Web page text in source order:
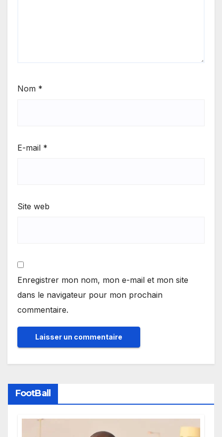
Nom *
E-mail *
Site web
Enregistrer mon nom, mon e-mail et mon site
dans le navigateur pour mon prochain
commentaire.
FootBall